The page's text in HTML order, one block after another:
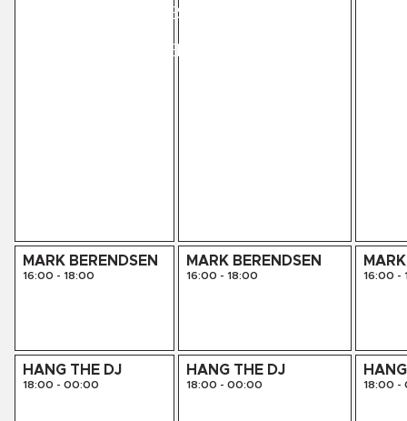
LIVE SESSIES
KINK PRESENTS
MARK BERENDSEN
16:00 - 18:00
HANG THE DJ
18:00 - 00:00
MARK BERENDSEN
16:00 - 18:00
HANG THE DJ
18:00 - 00:00
16:00 -
18:00 -